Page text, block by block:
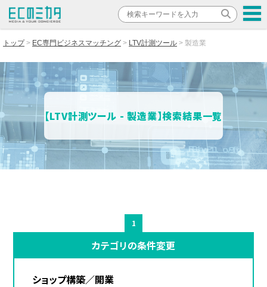
トップ EC専門ビジネスマッチング LTV計測ツール 製造業
【LTV計測ツール - 製造業】検索結果一覧
1
カテゴリの条件変更
ショップ構築／開業